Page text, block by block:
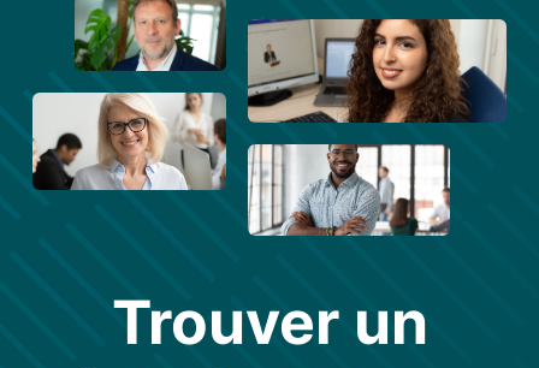
Trouver un